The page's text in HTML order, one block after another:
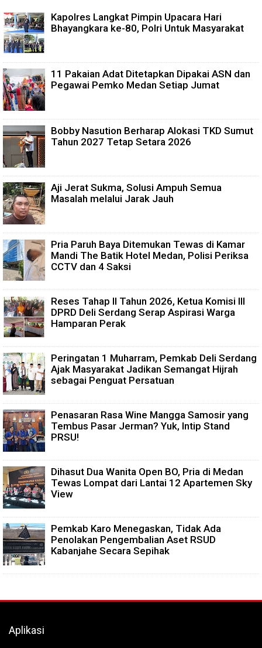
Kapolres Langkat Pimpin Upacara Hari
Bhayangkara ke-80, Polri Untuk Masyarakat
11 Pakaian Adat Ditetapkan Dipakai ASN dan
Pegawai Pemko Medan Setiap Jumat
Bobby Nasution Berharap Alokasi TKD Sumut
Tahun 2027 Tetap Setara 2026
Aji Jerat Sukma, Solusi Ampuh Semua
Masalah melalui Jarak Jauh
Pria Paruh Baya Ditemukan Tewas di Kamar
Mandi The Batik Hotel Medan, Polisi Periksa
CCTV dan 4 Saksi
Reses Tahap II Tahun 2026, Ketua Komisi III
DPRD Deli Serdang Serap Aspirasi Warga
Hamparan Perak
Peringatan 1 Muharram, Pemkab Deli Serdang
Ajak Masyarakat Jadikan Semangat Hijrah
sebagai Penguat Persatuan
Penasaran Rasa Wine Mangga Samosir yang
Tembus Pasar Jerman? Yuk, Intip Stand
PRSU!
Dihasut Dua Wanita Open BO, Pria di Medan
Tewas Lompat dari Lantai 12 Apartemen Sky
View
Pemkab Karo Menegaskan, Tidak Ada
Penolakan Pengembalian Aset RSUD
Kabanjahe Secara Sepihak
Aplikasi